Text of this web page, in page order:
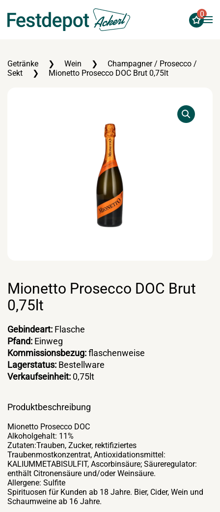
Zum Hauptinhalt springen
0
Getränke Wein
Champagner / Prosecco /
Sekt
Mionetto Prosecco DOC Brut 0,75lt
Mionetto Prosecco DOC Brut
0,75lt
Gebindeart: Flasche
Pfand: Einweg
Kommissionsbezug:flaschenweise
Lagerstatus: Bestellware
Verkaufseinheit: 0,75lt
Produktbeschreibung
Mionetto Prosecco DOC
Alkoholgehalt: 11%
Zutaten:Trauben, Zucker, rektifiziertes
Traubenmostkonzentrat, Antioxidationsmittel:
KALIUMMETABISULFIT, Ascorbinsäure; Säureregulator:
enthält Citronensäure und/oder Weinsäure.
Allergene: Sulfite
Spirituosen für Kunden ab 18 Jahre. Bier, Cider, Wein und
Schaumweine ab 16 Jahre.